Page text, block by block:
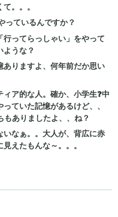
。。。
っているんですか？
ってらっしゃい」をやって
ような？
りますよ、何年前だか思い
ア的な人。確か、小学生❓中
ていた記憶があるけど、、
ありましたよ、、ね？
なぁ。。大人が、背広に赤
えたもんな～。。。